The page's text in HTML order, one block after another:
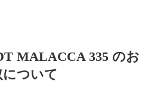
MALACCA 335 のお
について